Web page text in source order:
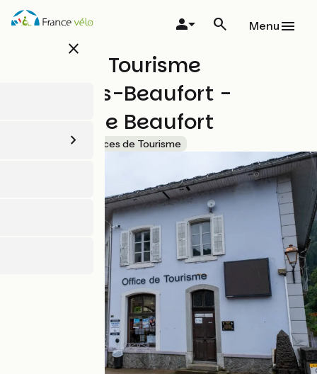
Aller
au
close
Menu
Office de Tourisme
d'Arêches-Beaufort -
Bureau de Beaufort
Accueil Vélo Offices de Tourisme